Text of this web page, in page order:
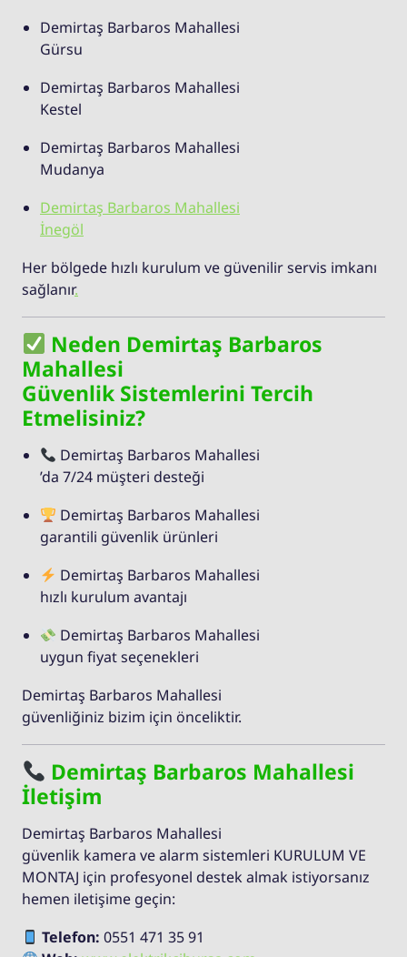
Demirtaş Barbaros Mahallesi
Gürsu
Demirtaş Barbaros Mahallesi
Kestel
Demirtaş Barbaros Mahallesi
Mudanya
Demirtaş Barbaros Mahallesi
İnegöl
Her bölgede hızlı kurulum ve güvenilir servis imkanı
sağlanır.
Neden Demirtaş Barbaros
Mahallesi
Güvenlik Sistemlerini Tercih
Etmelisiniz?
Demirtaş Barbaros Mahallesi
’da 7/24 müşteri desteği
Demirtaş Barbaros Mahallesi
garantili güvenlik ürünleri
Demirtaş Barbaros Mahallesi
hızlı kurulum avantajı
Demirtaş Barbaros Mahallesi
uygun fiyat seçenekleri
Demirtaş Barbaros Mahallesi
güvenliğiniz bizim için önceliktir.
Demirtaş Barbaros Mahallesi
İletişim
Demirtaş Barbaros Mahallesi
güvenlik kamera ve alarm sistemleri KURULUM VE
MONTAJ için profesyonel destek almak istiyorsanız
hemen iletişime geçin:
Telefon: 0551 471 35 91